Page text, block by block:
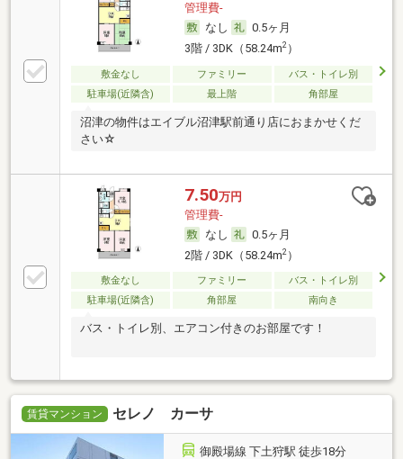
管理費-
なし
0.5ヶ月
3階 / 3DK（58.24m2）
敷金なし ファミリー
バス・トイレ別
駐車場(近隣含)
最上階 角部屋
沼津の物件はエイブル沼津駅前通り店におまかせくだ
さい☆
7.50万円
管理費-
なし
0.5ヶ月
2階 / 3DK（58.24m2）
敷金なし ファミリー
バス・トイレ別
駐車場(近隣含)
角部屋 南向き
バス・トイレ別、エアコン付きのお部屋です！
賃貸マンション セレノ カーサ
御殿場線 下土狩駅 徒歩18分